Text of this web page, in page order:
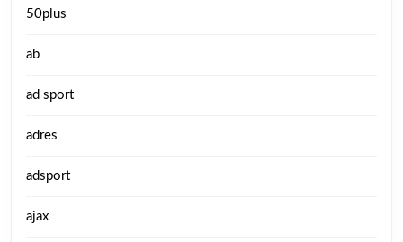
50plus
ab
ad sport
adres
adsport
ajax